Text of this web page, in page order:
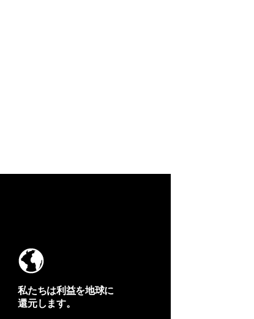
私たちは利益を地球に
還元します。